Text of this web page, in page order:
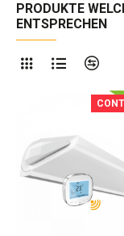
PRODUKTE
ENTSPRECHEN